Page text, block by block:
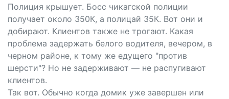
Полиция крышует. Босс чикагской полиции
получает около 350К, а полицай 35К. Вот они и
добирают. Клиентов также не трогают. Какая
проблема задержать белого водителя, вечером, в
черном районе, к тому же едущего "против
шерсти"? Но не задерживают — не распугивают
клиентов.
Так вот. Обычно когда домик уже завершен или